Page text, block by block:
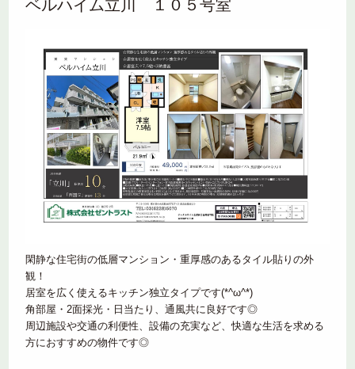
ベルハイム立川 １０５号室
閑静な住宅街の低層マンション・重厚感のあるタイル貼りの外
観！
居室を広く使えるキッチン独立タイプです(*^ω^*)
角部屋・2面採光・日当たり、通風共に良好です◎
周辺施設や交通の利便性、設備の充実など、快適な生活を求める
方におすすめの物件です◎